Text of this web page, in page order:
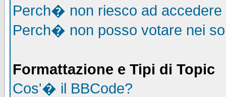
Perch� non riesco ad accedere
Perch� non posso votare nei
Formattazione e Tipi di Topic
Cos'� il BBCode?